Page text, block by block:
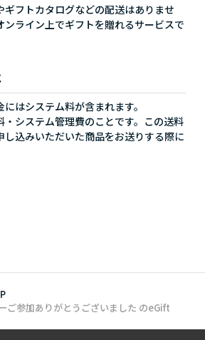
フトカタログなどの配送はありませ
ンライン上でギフトを贈れるサービスで
はシステム料が含まれます。
・システム管理費のことです。この送料
し込みいただいた商品をお送りする際に
ご参加ありがとうございました のeGift